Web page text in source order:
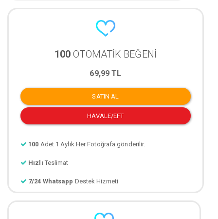
100 OTOMATİK BEĞENİ
69,99 TL
SATIN AL
HAVALE/EFT
100 Adet 1 Aylık Her Fotoğrafa gönderilir.
Hızlı Teslimat
7/24 Whatsapp Destek Hizmeti